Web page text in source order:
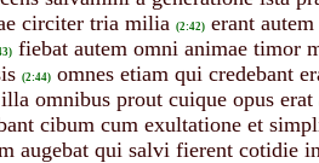
circiter tria milia (2:42) erant
fiebat autem omni animae timor
(2:44) omnes etiam qui credebant
omnibus prout cuique opus erat
cibum cum exultatione et
augebat qui salvi fierent cotidie